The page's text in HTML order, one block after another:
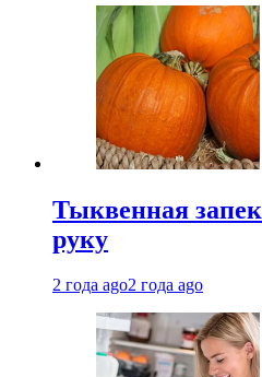
Тыквенная
руку
2 года ago2 года ago